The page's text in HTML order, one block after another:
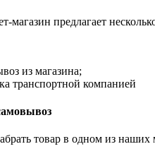
магазин предлагает
из магазина;
транспортной компанией
товар в одном из наших